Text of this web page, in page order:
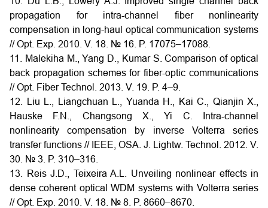
propagation for intra-channel fiber nonlinearity
compensation in long-haul optical communication systems
// Opt. Exp. 2010. V. 18. № 16. P. 17075–17088.
11. Malekiha M., Yang D., Kumar S. Comparison of optical
back propagation schemes for fiber-optic communications
// Opt. Fiber Technol. 2013. V. 19. P. 4–9.
12. Liu L., Liangchuan L., Yuanda H., Kai C., Qianjin X.,
Hauske F.N., Changsong X., Yi C. Intra-channel
nonlinearity compensation by inverse Volterra series
transfer functions // IEEE, OSA. J. Lightw. Technol. 2012. V.
30. № 3. P. 310–316.
13. Reis J.D., Teixeira A.L. Unveiling nonlinear effects in
dense coherent optical WDM systems with Volterra series
// Opt. Exp. 2010. V. 18. № 8. P. 8660–8670.